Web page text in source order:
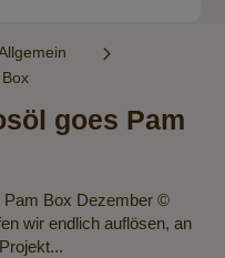
goes Pam
Pam Box Dezember ©
wir endlich auflösen, an